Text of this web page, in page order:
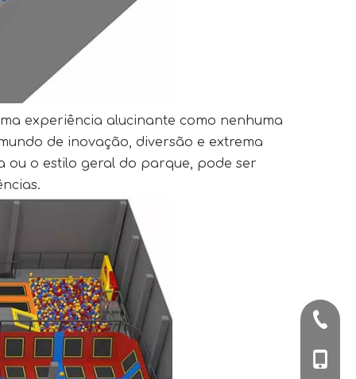
experiência alucinante como nenhuma
de inovação, diversão e extrema
ou o estilo geral do parque, pode ser
+86-